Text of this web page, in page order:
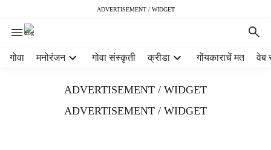
ADVERTISEMENT / WIDGET
गोवा मनोरंजन गोवा संस्कृती क्रीडा गोंयकाराचें मत वेब
ADVERTISEMENT / WIDGET
ADVERTISEMENT / WIDGET